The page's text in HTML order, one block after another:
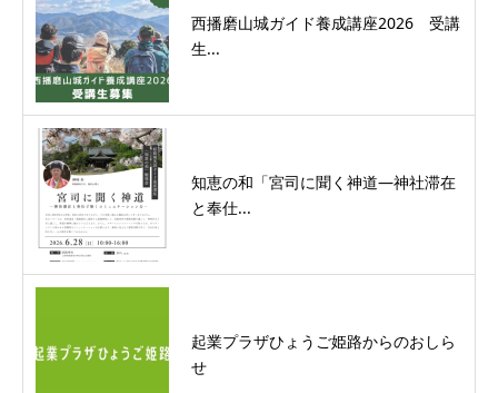
西播磨山城ガイド養成講座2026 受講
生...
知恵の和「宮司に聞く神道―神社滞在
と奉仕...
起業プラザひょうご姫路からのおしら
せ